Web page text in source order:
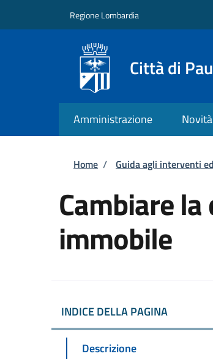
Regione Lombardia
Città di
Amministrazione Novità
Briciole di
Home / Guida agli interventi
Cambiare
immobile
INDICE DELLA PAGINA
Descrizione